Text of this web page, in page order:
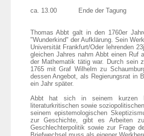
ca. 13.00 Ende der Tagung
Thomas Abbt galt in den 1760er
"Wunderkind" der Aufklärung. Sein
Universität Frankfurt/Oder lehrenden
gleichen Jahres nahm Abbt einen Ruf
der Mathematik tätig war. Durch sein
1765 mit Graf Wilhelm zu
dessen Angebot, als Regierungsrat in
ein Jahr später.
Abbt hat sich in seinem kurzen
literaturkritischen sowie
seinem epistemologischen
zur Geschichte, gibt es Arbeiten
Geschlechterpolitik sowie zur Frage